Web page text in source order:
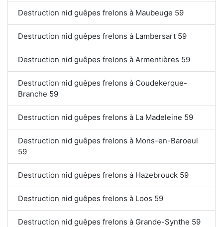
Destruction nid guêpes frelons à Maubeuge 59
Destruction nid guêpes frelons à Lambersart 59
Destruction nid guêpes frelons à Armentières 59
Destruction nid guêpes frelons à Coudekerque-
Branche 59
Destruction nid guêpes frelons à La Madeleine 59
Destruction nid guêpes frelons à Mons-en-Baroeul
59
Destruction nid guêpes frelons à Hazebrouck 59
Destruction nid guêpes frelons à Loos 59
Destruction nid guêpes frelons à Grande-Synthe 59